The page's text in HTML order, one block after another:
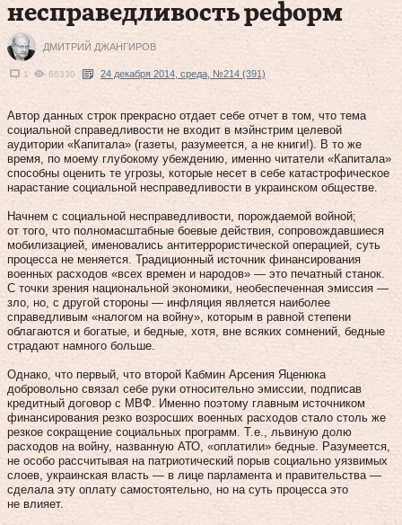
несправедливость реформ
ДМИТРИЙ ДЖАНГИРОВ
1 66330 24 декабря 2014, среда, №214 (391)
Автор данных строк прекрасно отдает себе отчет в том, что тема
социальной справедливости не входит в мэйнстрим целевой
аудитории «Капитала» (газеты, разумеется, а не книги!). В то же
время, по моему глубокому убеждению, именно читатели «Капитала»
способны оценить те угрозы, которые несет в себе катастрофическое
нарастание социальной несправедливости в украинском обществе.
Начнем с социальной несправедливости, порождаемой войной;
от того, что полномасштабные боевые действия, сопровождавшиеся
мобилизацией, именовались антитеррористической операцией, суть
процесса не меняется. Традиционный источник финансирования
военных расходов «всех времен и народов» — это печатный станок.
С точки зрения национальной экономики, необеспеченная эмиссия —
зло, но, с другой стороны — инфляция является наиболее
справедливым «налогом на войну», которым в равной степени
облагаются и богатые, и бедные, хотя, вне всяких сомнений, бедные
страдают намного больше.
Однако, что первый, что второй Кабмин Арсения Яценюка
добровольно связал себе руки относительно эмиссии, подписав
кредитный договор с МВФ. Именно поэтому главным источником
финансирования резко возросших военных расходов стало столь же
резкое сокращение социальных программ. Т.е., львиную долю
расходов на войну, названную АТО, «оплатили» бедные. Разумеется,
не особо рассчитывая на патриотический порыв социально уязвимых
слоев, украинская власть — в лице парламента и правительства —
сделала эту оплату самостоятельно, но на суть процесса это
не влияет.